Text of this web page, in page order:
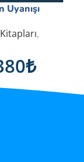
Uyanışı
,
₺